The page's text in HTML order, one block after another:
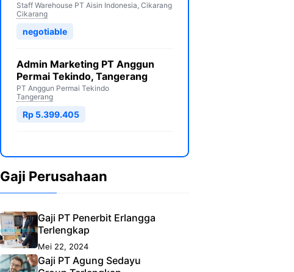
Staff Warehouse PT Aisin Indonesia, Cikarang
Cikarang
negotiable
Admin Marketing PT Anggun
Permai Tekindo, Tangerang
PT Anggun Permai Tekindo
Tangerang
Rp 5.399.405
Gaji Perusahaan
Gaji PT Penerbit Erlangga
Terlengkap
Mei 22, 2024
Gaji PT Agung Sedayu